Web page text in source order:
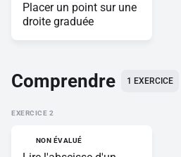
Placer un point sur une
droite graduée
Comprendre 1 EXERCICE
EXERCICE
NON ÉVALUÉ